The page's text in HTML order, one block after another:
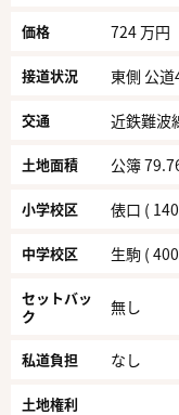
価格 724 万円
接道状況 東側 公
交通 近鉄難
土地面積 公簿
小学校区 俵口 (
中学校区 生駒 (
セットバッ
ク
無し
私道負担 なし
土地権利